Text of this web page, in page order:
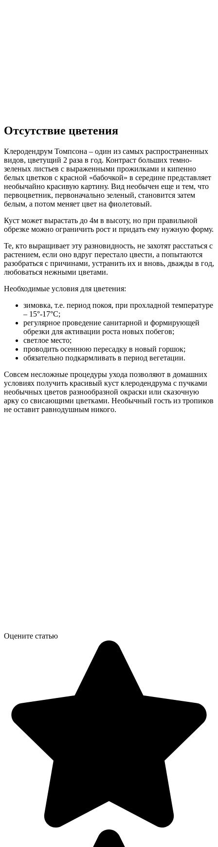
Отсутствие цветения
Клеродендрум Томпсона – один из самых распространенных
видов, цветущий 2 раза в год. Контраст больших темно-
зеленых листьев с выраженными прожилками и кипенно
белых цветков с красной «бабочкой» в середине представляет
необычайно красивую картину. Вид необычен еще и тем, что
первоцветник, первоначально зеленый, становится затем
белым, а потом меняет цвет на фиолетовый.
Куст может вырастать до 4м в высоту, но при правильной
обрезке можно ограничить рост и придать ему нужную форму.
Те, кто выращивает эту разновидность, не захотят расстаться с
растением, если оно вдруг перестало цвести, а попытаются
разобраться с причинами, устранить их и вновь, дважды в год,
любоваться нежными цветами.
Необходимые условия для цветения:
зимовка, т.е. период покоя, при прохладной температуре
– 15°-17°С;
регулярное проведение санитарной и формирующей
обрезки для активации роста новых побегов;
светлое место;
проводить осеннюю пересадку в новый горшок;
обязательно подкармливать в период вегетации.
Совсем несложные процедуры ухода позволяют в домашних
условиях получить красивый куст клеродендрума с пучками
необычных цветов разнообразной окраски или сказочную
арку со свисающими цветками. Необычный гость из тропиков
не оставит равнодушным никого.
Оцените статью